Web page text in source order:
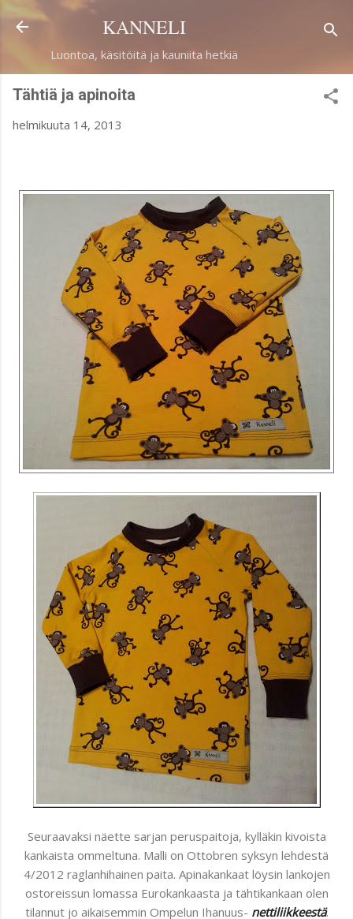
Siirry pääsisältöön
KANNELI
Luontoa, käsitöitä ja kauniita hetkiä
Tähtiä ja apinoita
helmikuuta 14, 2013
Seuraavaksi näette sarjan peruspaitoja, kylläkin kivoista
kankaista ommeltuna. Malli on Ottobren syksyn lehdestä
4/2012 raglanhihainen paita. Apinakankaat löysin lankojen
ostoreissun lomassa Eurokankaasta ja tähtikankaan olen
tilannut jo aikaisemmin Ompelun Ihanuus- nettiliikkeestä.